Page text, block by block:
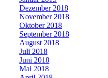
Dezember 2018
November 2018
Oktober 2018
September 2018
August 2018
Juli 2018
Juni 2018
Mai 2018